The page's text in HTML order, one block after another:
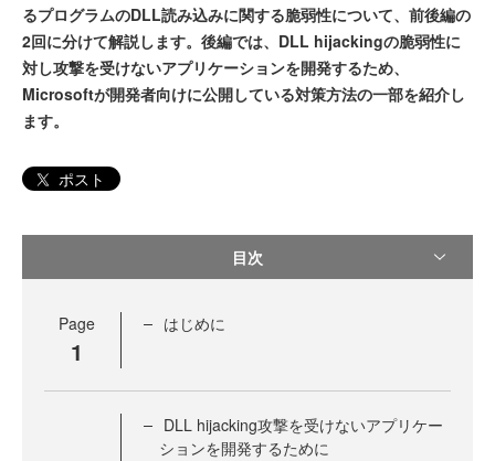
るプログラムのDLL読み込みに関する脆弱性について、前後編の
2回に分けて解説します。後編では、DLL hijackingの脆弱性に
対し攻撃を受けないアプリケーションを開発するため、
Microsoftが開発者向けに公開している対策方法の一部を紹介し
ます。
ポスト
目次
Page
1
はじめに
DLL hijacking攻撃を受けないアプリケー
ションを開発するために